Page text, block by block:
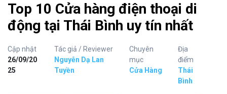
Top 10 Cửa hàng điện thoại di
động tại Thái Bình uy tín nhất
Cập nhật
26/09/20
25
Tác giả / Reviewer
Nguyễn Dạ Lan
Tuyền
Chuyên
mục
Cửa Hàng
Địa
điểm
Thái
Bình